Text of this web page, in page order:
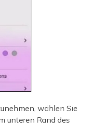
wählen Sie
unteren Rand des